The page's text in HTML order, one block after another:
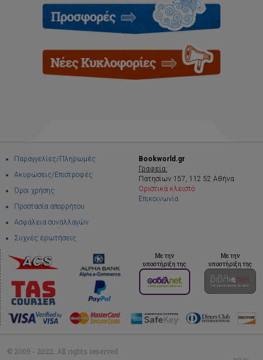
Παραγγελίες/Πληρωμές
Ακυρώσεις/Επιστροφές
Όροι χρήσης
Προστασία απορρήτου
Ασφάλεια συναλλαγών
Συχνές ερωτήσεις
Bookworld.gr
Γραφεία:
Πατησίων 157, 112 52 Αθήνα
Οριστικά κλειστό
Επικοινωνία
Με την
υποστήριξη της
Με την
υποστήριξη της
© 2009 - 2022. All rights reserved